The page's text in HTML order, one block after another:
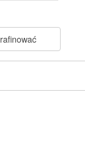
rafinować